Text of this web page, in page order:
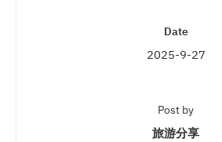
Date
2025-9-27
Post by
旅游分享